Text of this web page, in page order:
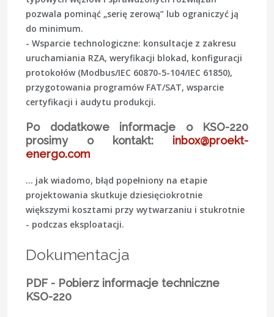
pozwala pominąć „serię zerową” lub ograniczyć ją
do minimum.
- Wsparcie technologiczne: konsultacje z zakresu
uruchamiania RZA, weryfikacji blokad, konfiguracji
protokołów (Modbus/IEC 60870-5-104/IEC 61850),
przygotowania programów FAT/SAT, wsparcie
certyfikacji i audytu produkcji.
Po dodatkowe informacje o KSO-220
prosimy o kontakt: inbox@proekt-
energo.com
… jak wiadomo, błąd popełniony na etapie
projektowania skutkuje dziesięciokrotnie
większymi kosztami przy wytwarzaniu i stukrotnie
- podczas eksploatacji.
Dokumentacja
PDF - Pobierz informacje techniczne
KSO-220